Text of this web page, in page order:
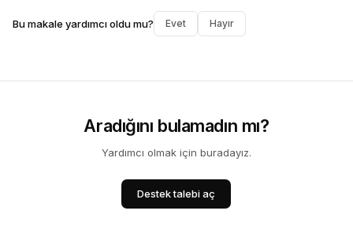
Bu makale yardımcı oldu mu? Evet Hayır
Aradığını bulamadın mı?
Yardımcı olmak için buradayız.
Destek talebi aç